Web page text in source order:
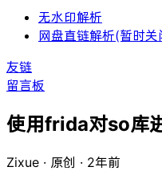
无水印解析
网盘直链解析(暂时关
友链
留言板
使用frida对so库
Zixue · 原创 · 2年前